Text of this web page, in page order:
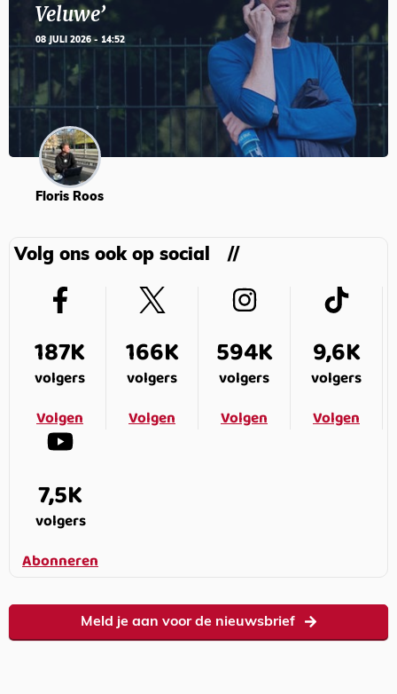
Veluwe’
08 JULI 2026 - 14:52
Floris Roos
Volg ons ook op social
187K
volgers
Volgen
166K
volgers
Volgen
594K
volgers
Volgen
9,6K
volgers
Volgen
7,5K
volgers
Abonneren
Meld je aan voor de nieuwsbrief